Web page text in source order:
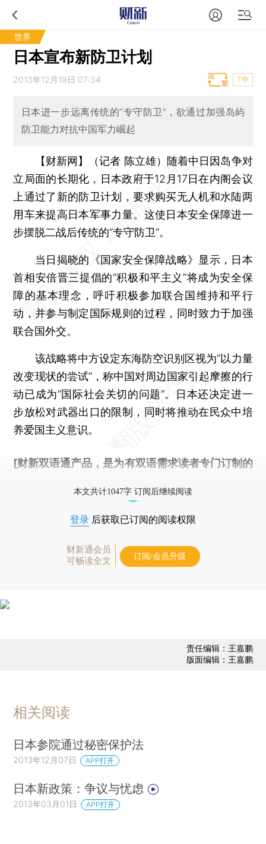
世界
日本宣布新防卫计划
2013年12月19日 07:34 T中
日本进一步远离传统的“专守防卫”，欲通过加强岛屿
防卫能力对抗中国军力崛起
【财新网】（记者 陈立雄） 随着中日因岛争对
立局面的长期化，日本政府于12月17日在内阁会议
上通过了新的防卫计划，要求购买无人机和水陆两
用车来提高日本军事力量。这使日本安全保障进一
步摆脱二战后传统的“专守防卫”。
当日揭晓的《国家安全保障战略》显示，日本
首相安倍晋三提倡的“积极和平主义”将成为安全保
障的基本理念，呼吁积极参加联合国维持和平行
动，并参与制定国际规则的过程，同时致力于加强
联合国外交。
该战略将中方设定东海防空识别区视为“以力量
改变现状的尝试”，称中国对周边国家引起摩擦的行
动已成为“国际社会关切的问题”。日本还决定进一
步放松对武器出口的限制，同时将推动在民众中培
养爱国主义意识。
[财新双语通产品，是为有双语需求读者专门订制的
本文共计1047字 订阅后继续阅读
登录 后获取已订阅的阅读权限
财新通会员
可畅读全文
订阅/会员升级
责任编辑：王嘉鹏
版面编辑：王嘉鹏
相关阅读
日本参院通过秘密保护法
2013年12月07日 APP打开
日本新政策：争议与忧虑
2013年03月01日 APP打开